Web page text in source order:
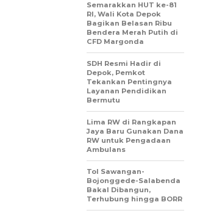
Semarakkan HUT ke-81
RI, Wali Kota Depok
Bagikan Belasan Ribu
Bendera Merah Putih di
CFD Margonda
SDH Resmi Hadir di
Depok, Pemkot
Tekankan Pentingnya
Layanan Pendidikan
Bermutu
Lima RW di Rangkapan
Jaya Baru Gunakan Dana
RW untuk Pengadaan
Ambulans
Tol Sawangan-
Bojonggede-Salabenda
Bakal Dibangun,
Terhubung hingga BORR